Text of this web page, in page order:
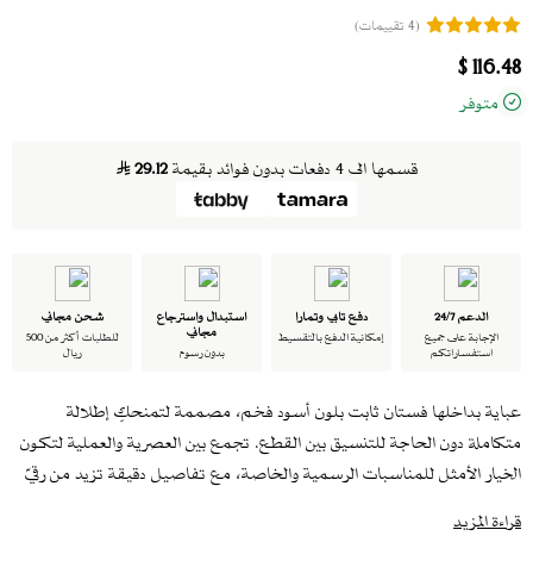
(4 تقييمات)
116.48 $
متوفر
قسمها الى 4 دفعات بدون فوائد بقيمة 29.12
الدعم 24/7
الإجابة على جميع
استفساراتكم
دفع تابي وتمارا
إمكانية الدفع بالتقسيط
استبدال واسترجاع
مجاني
بدون رسوم
شحن مجاني
للطلبات أكثر من 500
ريال
عباية بداخلها فستان ثابت بلون أسود فخم، مصممة لتمنحكِ إطلالة
متكاملة دون الحاجة للتنسيق بين القطع. تجمع بين العصرية والعملية لتكون
الخيار الأمثل للمناسبات الرسمية والخاصة، مع تفاصيل دقيقة تزيد من رقيّ
تأتي العباية مع طرحة مرفقة لإطلالة متناسقة ومكتملة.
قراءة المزيد